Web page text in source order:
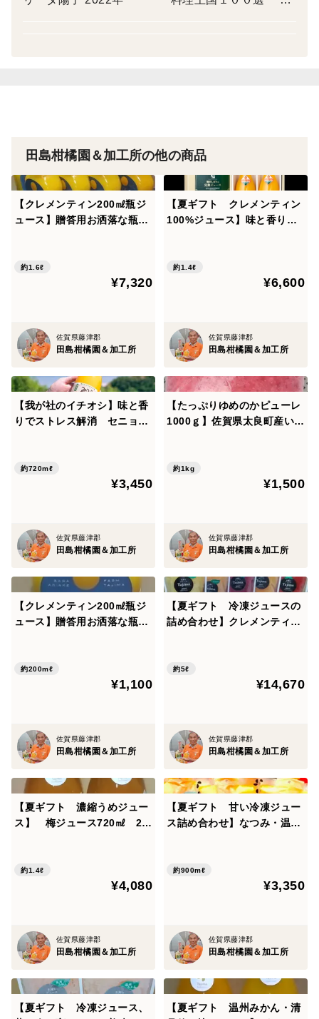
ギフト対応
・熨斗の要否：指定がない場合、熨斗をつけることが
できない場合がございます
・名入れの要否と名前：ご指定ない場合は空欄とさせ
・記入例 熨斗 御祝 合同会社田島柑橘園＆加工
田島柑橘園＆加工所の他の商品
【クレメンティン200㎖瓶ジ
ュース】贈答用お洒落な瓶ジ
セット
約1.6ℓ
¥7,320
佐賀県藤津郡
田島柑橘園＆加工所
【夏ギフト クレメンティン
100%ジュース】味と香りで
沢搾りジュース720mlの２本
約1.4ℓ
¥6,600
佐賀県藤津郡
田島柑橘園＆加工所
【我が社のイチオシ】味と香
りでストレス解消 セニョリ
約720mℓ
¥3,450
佐賀県藤津郡
田島柑橘園＆加工所
【たっぷりゆめのかピューレ
1000ｇ】佐賀県太良町産いち
約1kg
¥1,500
佐賀県藤津郡
田島柑橘園＆加工所
【クレメンティン200㎖瓶ジ
ュース】贈答用お洒落な瓶ジ
約200mℓ
¥1,100
佐賀県藤津郡
田島柑橘園＆加工所
【夏ギフト 冷凍ジュースの
詰め合わせ】クレメンティ
贅沢搾り冷凍ジュース1000㎖
約5ℓ
¥14,670
佐賀県藤津郡
田島柑橘園＆加工所
【夏ギフト 濃縮うめジュー
ス】 梅ジュース720㎖ 2本
約1.4ℓ
¥4,080
佐賀県藤津郡
田島柑橘園＆加工所
【夏ギフト 甘い冷凍ジュー
ス詰め合わせ】なつみ・温州
６個セット
約900mℓ
¥3,350
佐賀県藤津郡
田島柑橘園＆加工所
【夏ギフト 冷凍ジュース、
【夏ギフト 温州みかん・清